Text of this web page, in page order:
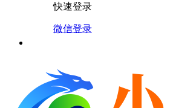
快速登录
微信登录